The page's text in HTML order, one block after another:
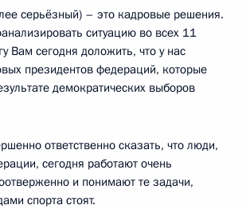
серьёзный) – это кадровые решения.
ситуацию во всех 11
Вам сегодня доложить, что у нас
президентов федераций, которые
демократических выборов
ответственно сказать, что люди,
сегодня работают очень
и понимают те задачи,
спорта стоят.